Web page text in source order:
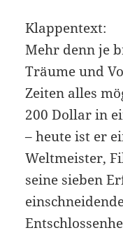
Klappentext:
Mehr denn je
Träume und
Zeiten alles
200 Dollar in
– heute ist er
Weltmeister,
seine sieben